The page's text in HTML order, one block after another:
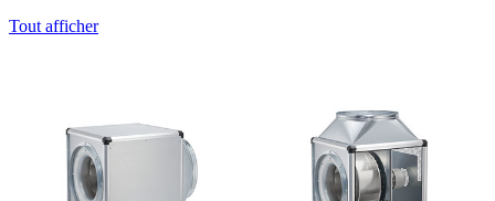
Tout afficher